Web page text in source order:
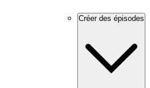
Créer des épisodes